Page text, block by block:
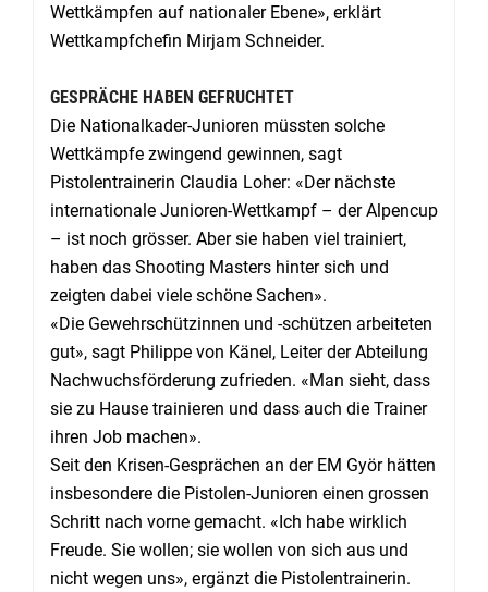
Wettkämpfen auf nationaler Ebene», erklärt
Wettkampfchefin Mirjam Schneider.
GESPRÄCHE HABEN GEFRUCHTET
Die Nationalkader-Junioren müssten solche
Wettkämpfe zwingend gewinnen, sagt
Pistolentrainerin Claudia Loher: «Der nächste
internationale Junioren-Wettkampf – der Alpencup
– ist noch grösser. Aber sie haben viel trainiert,
haben das Shooting Masters hinter sich und
zeigten dabei viele schöne Sachen».
«Die Gewehrschützinnen und -schützen arbeiteten
gut», sagt Philippe von Känel, Leiter der Abteilung
Nachwuchsförderung zufrieden. «Man sieht, dass
sie zu Hause trainieren und dass auch die Trainer
ihren Job machen».
Seit den Krisen-Gesprächen an der EM Györ hätten
insbesondere die Pistolen-Junioren einen grossen
Schritt nach vorne gemacht. «Ich habe wirklich
Freude. Sie wollen; sie wollen von sich aus und
nicht wegen uns», ergänzt die Pistolentrainerin.